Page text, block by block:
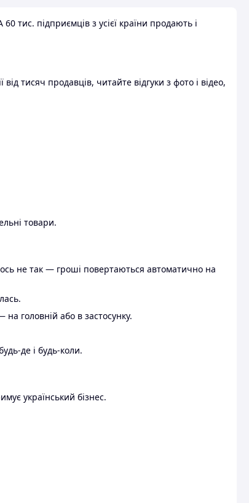
тис. підприємців з усієї країни продають і
тисяч продавців, читайте відгуки з фото і відео,
товари.
не так — гроші повертаються автоматично на
головній або в застосунку.
де і будь-коли.
український бізнес.